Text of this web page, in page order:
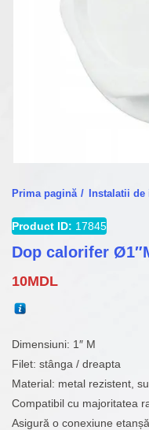
Prima pagină Instalatii
Product ID: 17845
Dop calorifer
10MDL
Dimensiuni: 1″ M
Filet: stânga / dreapta
Material: metal rezistent,
Compatibil cu majoritatea
Asigură o conexiune etanșă